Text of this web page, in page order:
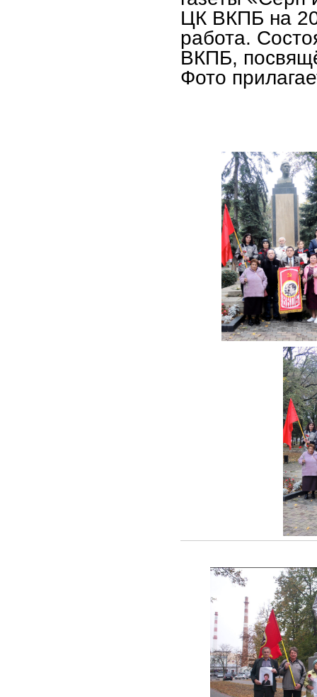
ЦК ВКПБ на
работа.
ВКПБ,
Фото